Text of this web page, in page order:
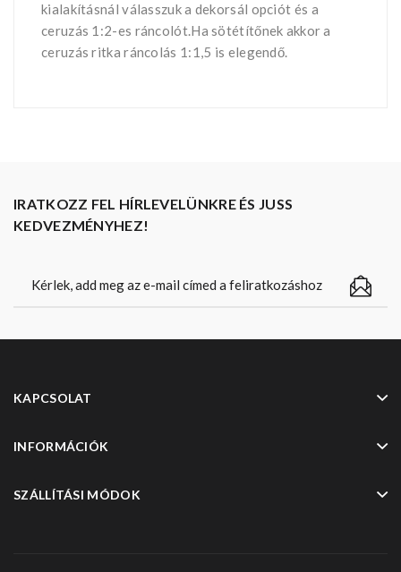
kialakításnál válasszuk a dekorsál opciót és a
ceruzás 1:2-es ráncolót.Ha sötétítőnek akkor a
ceruzás ritka ráncolás 1:1,5 is elegendő.
IRATKOZZ FEL HÍRLEVELÜNKRE ÉS JUSS
KEDVEZMÉNYHEZ!
KAPCSOLAT
INFORMÁCIÓK
SZÁLLÍTÁSI MÓDOK